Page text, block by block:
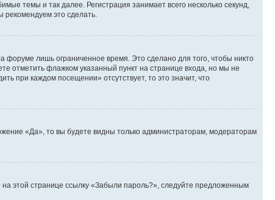
темы и так далее. Регистрация занимает всего несколько секунд,
это сделать.
форуме лишь ограниченное время. Это сделано для того, чтобы никто
отметить флажком указанный пункт на странице входа, но мы не
при каждом посещении» отсутствует, то это значит, что
«Да», то вы будете видны только администраторам, модераторам
этой странице ссылку «Забыли пароль?», следуйте предложенным